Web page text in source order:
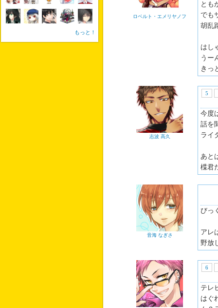
ロベルト・エメリヤノフ
とも
でも
胡乱
はし
うー
きっ
志波 高久
5
今度
話を
ライ
あと
楪君
音海 なぎさ
びっ
アレ
野放
6
テレ
はぐ
もっと！